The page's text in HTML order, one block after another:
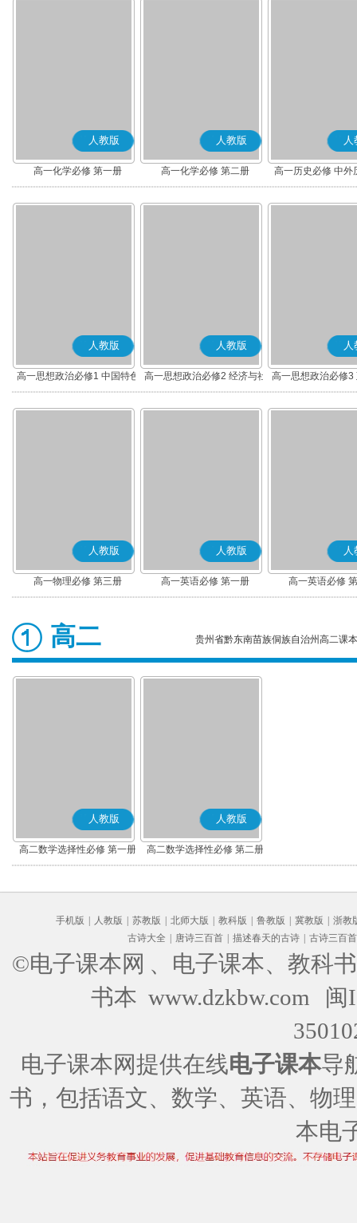
人教版
高一化学必修 第一册
人教版
高一化学必修 第二册
人
高一历史必修 中外
(上)(部编版
人教版
高一思想政治必修1 中国特色
社会主义(部编版)
人教版
高一思想政治必修2 经济与社
会(部编版)
人
高一思想政治必修3
治(部编版)
人教版
高一物理必修 第三册
人教版
高一英语必修 第一册
人
高一英语必修
高二 贵州省黔东南苗族侗族自治州高二课
人教版
高二数学选择性必修 第一册
(A版)
人教版
高二数学选择性必修 第二册
(A版)
手机版 人教版 苏教版 北师大版 教科版 鲁教版 冀教版
浙教
古诗大全
唐诗三百首 描述春天的古诗 古诗三百首
©电子课本网 、电子课本、教科
书本 www.dzkbw.com
闽
电子课本网提供在线电子课本导
书，包括语文、数学、英语、物
本电